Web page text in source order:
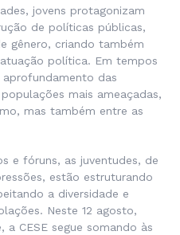
jovens protagonizam
de políticas públicas,
gênero, criando também
política. Em tempos
das
mais ameaçadas,
mas também entre as
e fóruns, as juventudes, de
estão estruturando
a diversidade e
Neste 12 agosto,
a CESE segue somando às